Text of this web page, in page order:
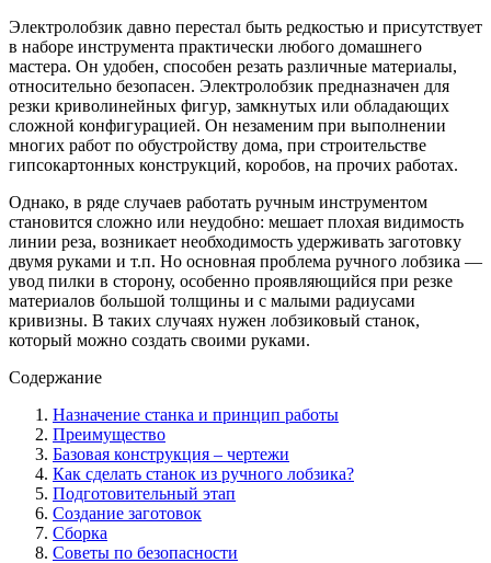
Электролобзик давно перестал быть редкостью и присутствует
в наборе инструмента практически любого домашнего
мастера. Он удобен, способен резать различные материалы,
относительно безопасен. Электролобзик предназначен для
резки криволинейных фигур, замкнутых или обладающих
сложной конфигурацией. Он незаменим при выполнении
многих работ по обустройству дома, при строительстве
гипсокартонных конструкций, коробов, на прочих работах.
Однако, в ряде случаев работать ручным инструментом
становится сложно или неудобно: мешает плохая видимость
линии реза, возникает необходимость удерживать заготовку
двумя руками и т.п. Но основная проблема ручного лобзика —
увод пилки в сторону, особенно проявляющийся при резке
материалов большой толщины и с малыми радиусами
кривизны. В таких случаях нужен лобзиковый станок,
который можно создать своими руками.
Содержание
Назначение станка и принцип работы
Преимущество
Базовая конструкция – чертежи
Как сделать станок из ручного лобзика?
Подготовительный этап
Создание заготовок
Сборка
Советы по безопасности